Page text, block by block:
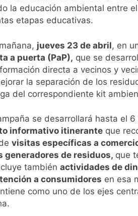
la educación ambiental entre el
etapas educativas.
jueves 23 de abril, en
a puerta (PaP), que se
directa a vecinos y
la separación de los
del correspondiente kit
se desarrollará hasta el
informativo itineranteque
visitas específicas a
generadores de residuos, que
también actividades de
a consumidores en esa
como uno de los ejes